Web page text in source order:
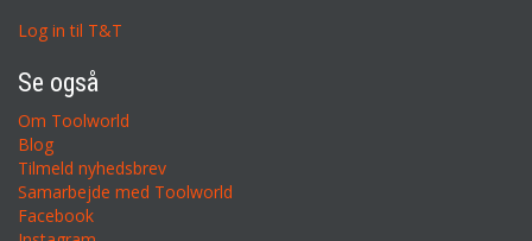
Log in til T&T
Se også
Om Toolworld
Blog
Tilmeld nyhedsbrev
Samarbejde med Toolworld
Facebook